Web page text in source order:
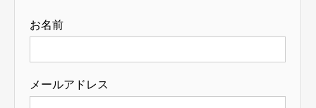
お名前
メールアドレス